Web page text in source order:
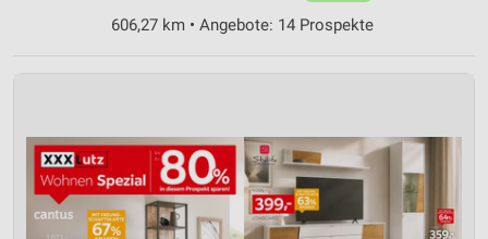
606,27 km • Angebote: 14 Prospekte